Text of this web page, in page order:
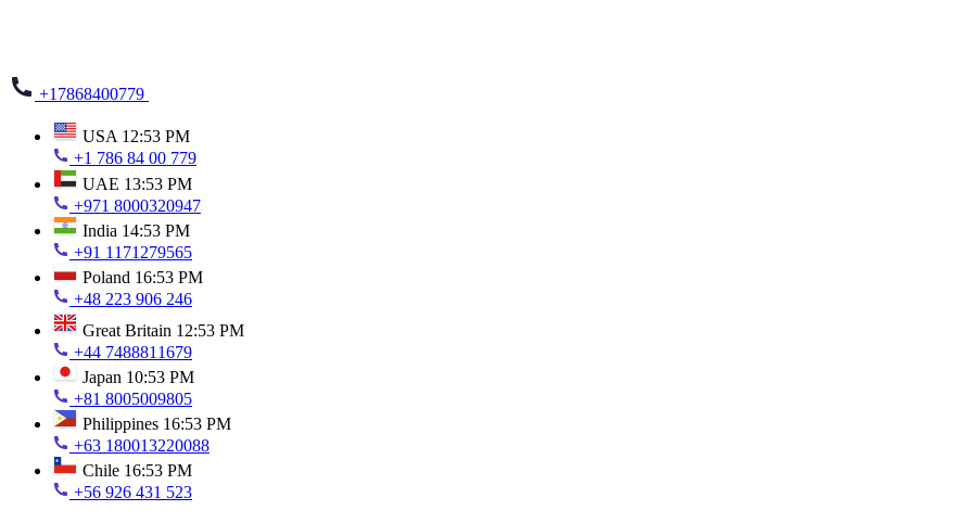
+17868400779
USA 12:53 PM
+1 786 84 00 779
UAE 13:53 PM
+971 8000320947
India 14:53 PM
+91 1171279565
Poland 16:53 PM
+48 223 906 246
Great Britain 12:53 PM
+44 7488811679
Japan 10:53 PM
+81 8005009805
Philippines 16:53 PM
+63 180013220088
Chile 16:53 PM
+56 926 431 523